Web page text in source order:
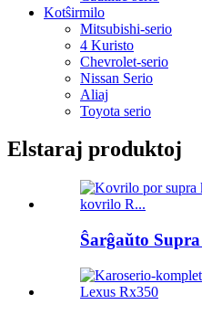
Kotŝirmilo
Mitsubishi-serio
4 Kuristo
Chevrolet-serio
Nissan Serio
Aliaj
Toyota serio
Elstaraj produktoj
Ŝarĝaŭto